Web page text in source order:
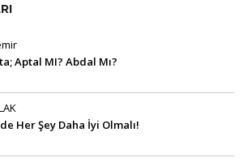
Aptal MI? Abdal Mı?
Her Şey Daha İyi Olmalı!